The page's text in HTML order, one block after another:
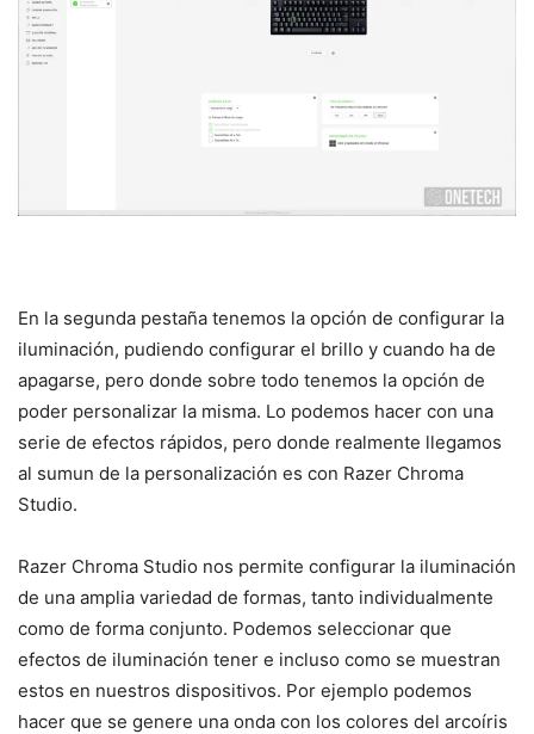
En la segunda pestaña tenemos la opción de configurar la
iluminación, pudiendo configurar el brillo y cuando ha de
apagarse, pero donde sobre todo tenemos la opción de
poder personalizar la misma. Lo podemos hacer con una
serie de efectos rápidos, pero donde realmente llegamos
al sumun de la personalización es con Razer Chroma
Studio.
Razer Chroma Studio nos permite configurar la iluminación
de una amplia variedad de formas, tanto individualmente
como de forma conjunto. Podemos seleccionar que
efectos de iluminación tener e incluso como se muestran
estos en nuestros dispositivos. Por ejemplo podemos
hacer que se genere una onda con los colores del arcoíris